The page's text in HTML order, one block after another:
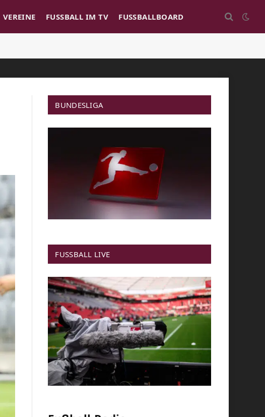
VEREINE FUSSBALL IM TV FUSSBALLBOARD
BUNDESLIGA
FUSSBALL LIVE